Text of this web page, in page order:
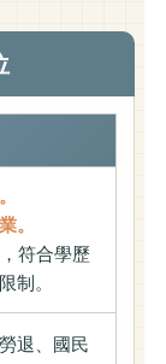
。
符合學歷
制。
退、國民